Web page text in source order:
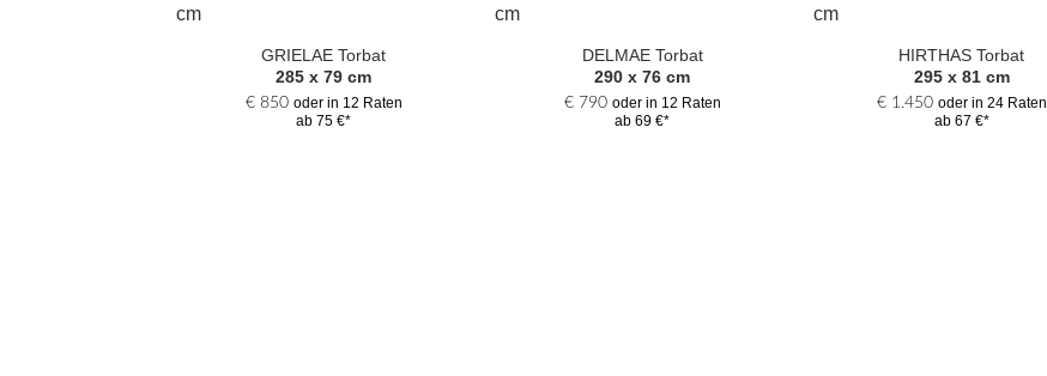
GRIELAE Torbat
285 x 79 cm
€850 oder in 12 Raten
ab 75 €*
DELMAE Torbat
290 x 76 cm
€790 oder in 12 Raten
ab 69 €*
HIRTHAS Torbat
295 x 81 cm
€1.450 oder in 24 Raten
ab 67 €*